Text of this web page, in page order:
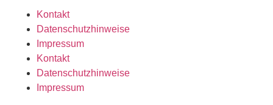
Kontakt
Datenschutzhinweise
Impressum
Kontakt
Datenschutzhinweise
Impressum